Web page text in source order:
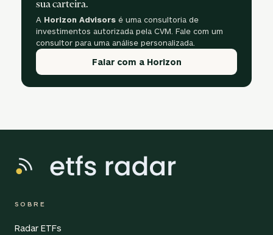
sua carteira.
A Horizon Advisors é uma consultoria de
investimentos autorizada pela CVM. Fale com um
consultor para uma análise personalizada.
Falar com a Horizon
SOBRE
Radar ETFs